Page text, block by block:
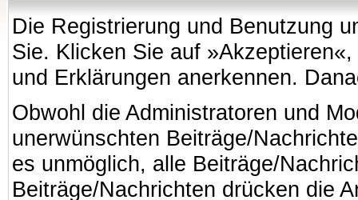
Die Registrierung und Benutzung
Sie. Klicken Sie auf
und Erklärungen anerkennen.
Obwohl die Administratoren und
unerwünschten Beiträge/
es unmöglich, alle Beiträge/
Beiträge/Nachrichten drücken die